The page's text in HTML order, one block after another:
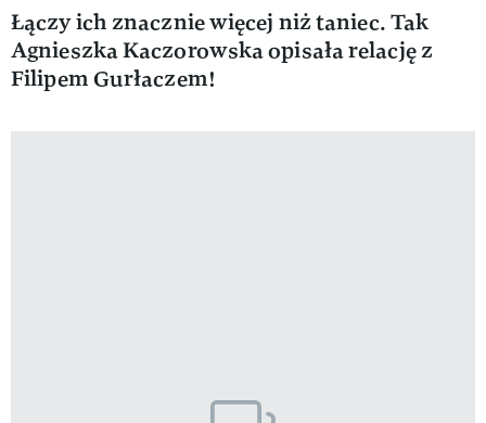
Łączy ich znacznie więcej niż taniec. Tak
Agnieszka Kaczorowska opisała relację z
Filipem Gurłaczem!